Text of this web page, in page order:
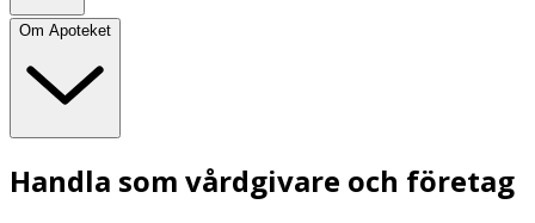
Om Apoteket
Handla som vårdgivare och företag